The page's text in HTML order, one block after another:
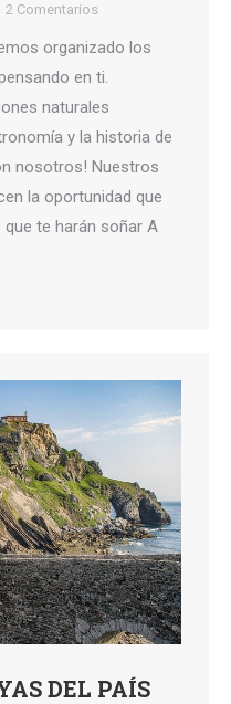
2 Comentarios
organizado los
en ti.
naturales
y la historia de
nosotros! Nuestros
la oportunidad que
te harán soñar A
DEL PAÍS